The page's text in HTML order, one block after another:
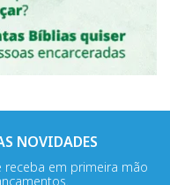
NOVIDADES
receba em primeira mão